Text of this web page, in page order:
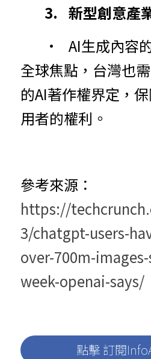
3.	新型創意
全球焦點，台灣也
的AI著作權界定，
用者的權利。
參考來源：
https://
3/chatgpt-users-
over-700m-
week-openai-says/
點擊 訂閱